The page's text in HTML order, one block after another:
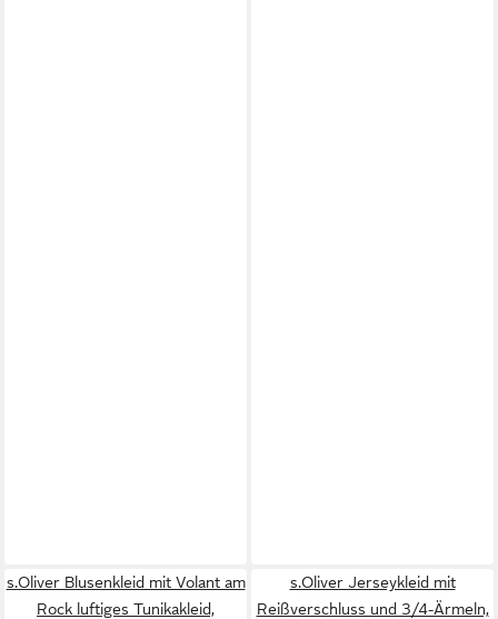
s.Oliver Blusenkleid mit Volant am
Rock luftiges Tunikakleid,
s.Oliver Jerseykleid mit
Reißverschluss und 3/4-Ärmeln,